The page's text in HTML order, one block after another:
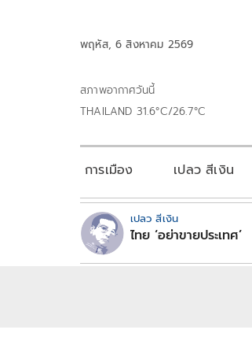
พฤหัส, 6 สิงหาคม 2569
สภาพอากาศวันนี้
THAILAND 31.6°C/26.7°C
การเมือง เปลว สีเงิน
เปลว สีเงิน
ไทย ‘อย่าขายประเทศ’